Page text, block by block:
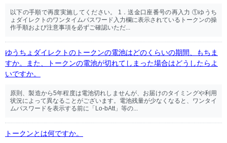
以下の手順で再度実施してください。 1．送金口座番号の再入力 ①ゆうち
ょダイレクトのワンタイムパスワード入力欄に表示されているトークンの操
作手順および注意事項を必ずご確認いただ...
ゆうちょダイレクトのトークンの電池はどのくらいの期間、もちま
すか。また、トークンの電池が切れてしまった場合はどうしたらよ
いですか。
原則、製造から5年程度は電池切れしませんが、お届けのタイミングや利用
状況によって異なることがございます。電池残量が少なくなると、ワンタイ
ムパスワードを表示する前に「Lo-bAtt」等の...
トークンとは何ですか。